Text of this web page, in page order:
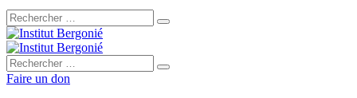
Rechercher :
Rechercher :
Faire un don